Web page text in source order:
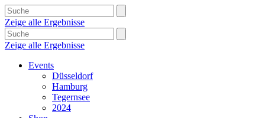
Zeige alle Ergebnisse
Zeige alle Ergebnisse
Events
Düsseldorf
Hamburg
Tegernsee
2024